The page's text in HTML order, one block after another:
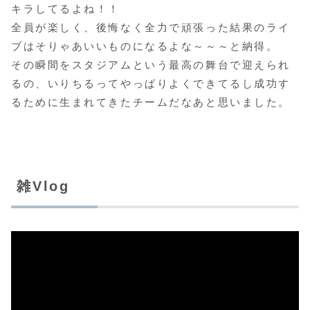
キラしてるよね！！
全員が楽しく、後悔なく全力で頑張った結果のライ
ブはそりゃあいいものになるよな～～～と納得。
その瞬間をスタジアムという最高の舞台で迎えられ
るの、いりちるってやっぱりよくできてるし成功す
るために生まれてきたチームだなあと思いました。
雑Vlog